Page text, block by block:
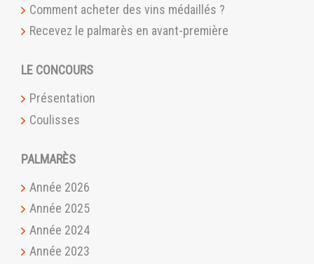
Comment acheter des vins médaillés ?
Recevez le palmarès en avant-première
LE CONCOURS
Présentation
Coulisses
PALMARÈS
Année 2026
Année 2025
Année 2024
Année 2023